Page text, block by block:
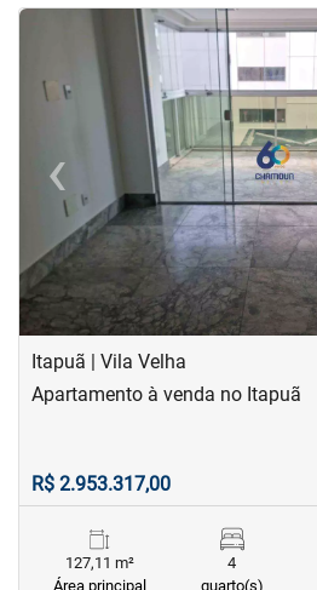
<
‹Previous
Itapuã | Vila Velha
Apartamento à venda no Itapuã
R$ 2.953.317,00
127,11 m²
Área principal
4
quarto(s)